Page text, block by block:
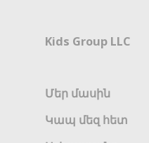
Kids Group LLC
Մեր մասին
Կապ մեզ հետ